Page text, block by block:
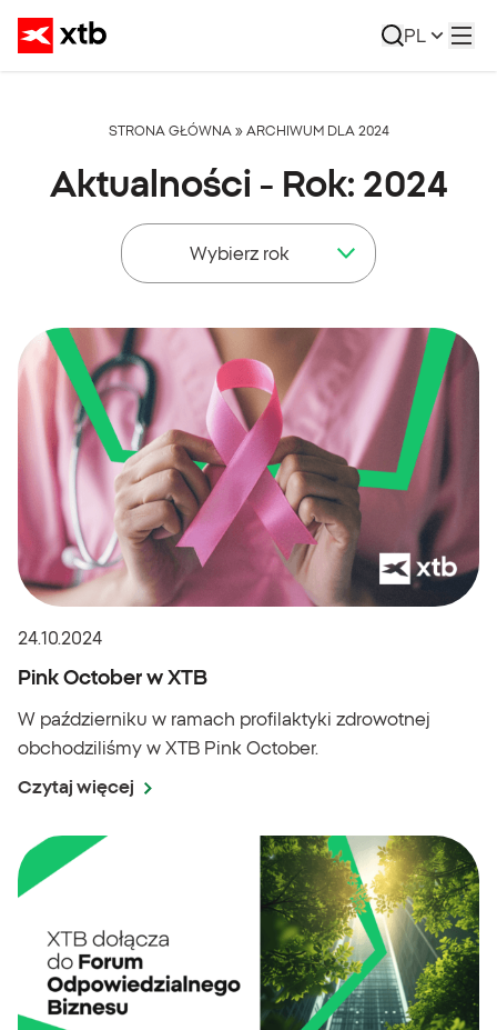
PL
STRONA GŁÓWNA » ARCHIWUM DLA 2024
Aktualności - Rok: 2024
Wybierz rok
24.10.2024
Pink October w XTB
W październiku w ramach profilaktyki zdrowotnej
obchodziliśmy w XTB Pink October.
Czytaj więcej